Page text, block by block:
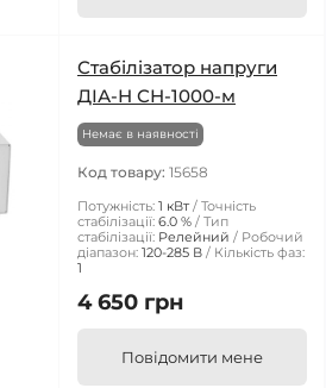
Стабілізатор напруги
ДІА-Н СН-1000-м
Немає в наявності
Код товару: 15658
Потужність: 1 кВт
Точність
стабілізації: 6.0 %
Тип
стабілізації: Релейний
Робочий
діапазон: 120-285 В
Кількість фаз:
1
4 650 грн
Повідомити мене